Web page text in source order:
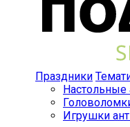
Праздники
Настольные
Игрушки